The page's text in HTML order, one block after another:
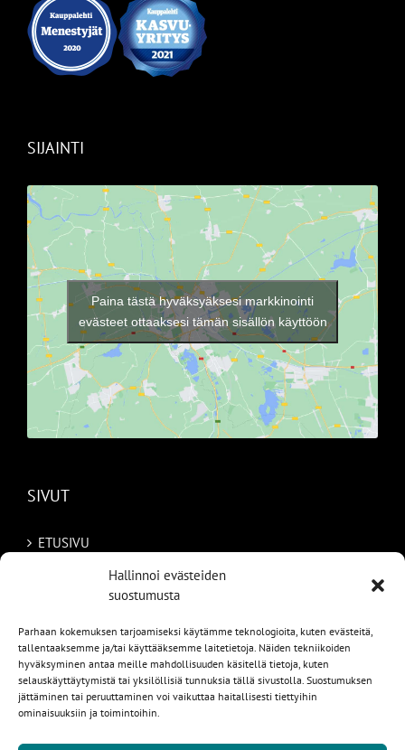
Hallinnoi evästeiden
suostumusta
Parhaan kokemuksen tarjoamiseksi käytämme teknologioita, kuten evästeitä,
tallentaaksemme ja/tai käyttääksemme laitetietoja. Näiden tekniikoiden
hyväksyminen antaa meille mahdollisuuden käsitellä tietoja, kuten
selauskäyttäytymistä tai yksilöllisiä tunnuksia tällä sivustolla. Suostumuksen
jättäminen tai peruuttaminen voi vaikuttaa haitallisesti tiettyihin
ominaisuuksiin ja toimintoihin.
SIJAINTI
Paina tästä hyväksyäksesi markkinointi
evästeet ottaaksesi tämän sisällön käyttöön
SIVUT
ETUSIVU
TILAA AUTO RUOTSISTA
PALVELUT